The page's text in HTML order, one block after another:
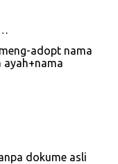
adopt nama
ayah+nama
dokume asli